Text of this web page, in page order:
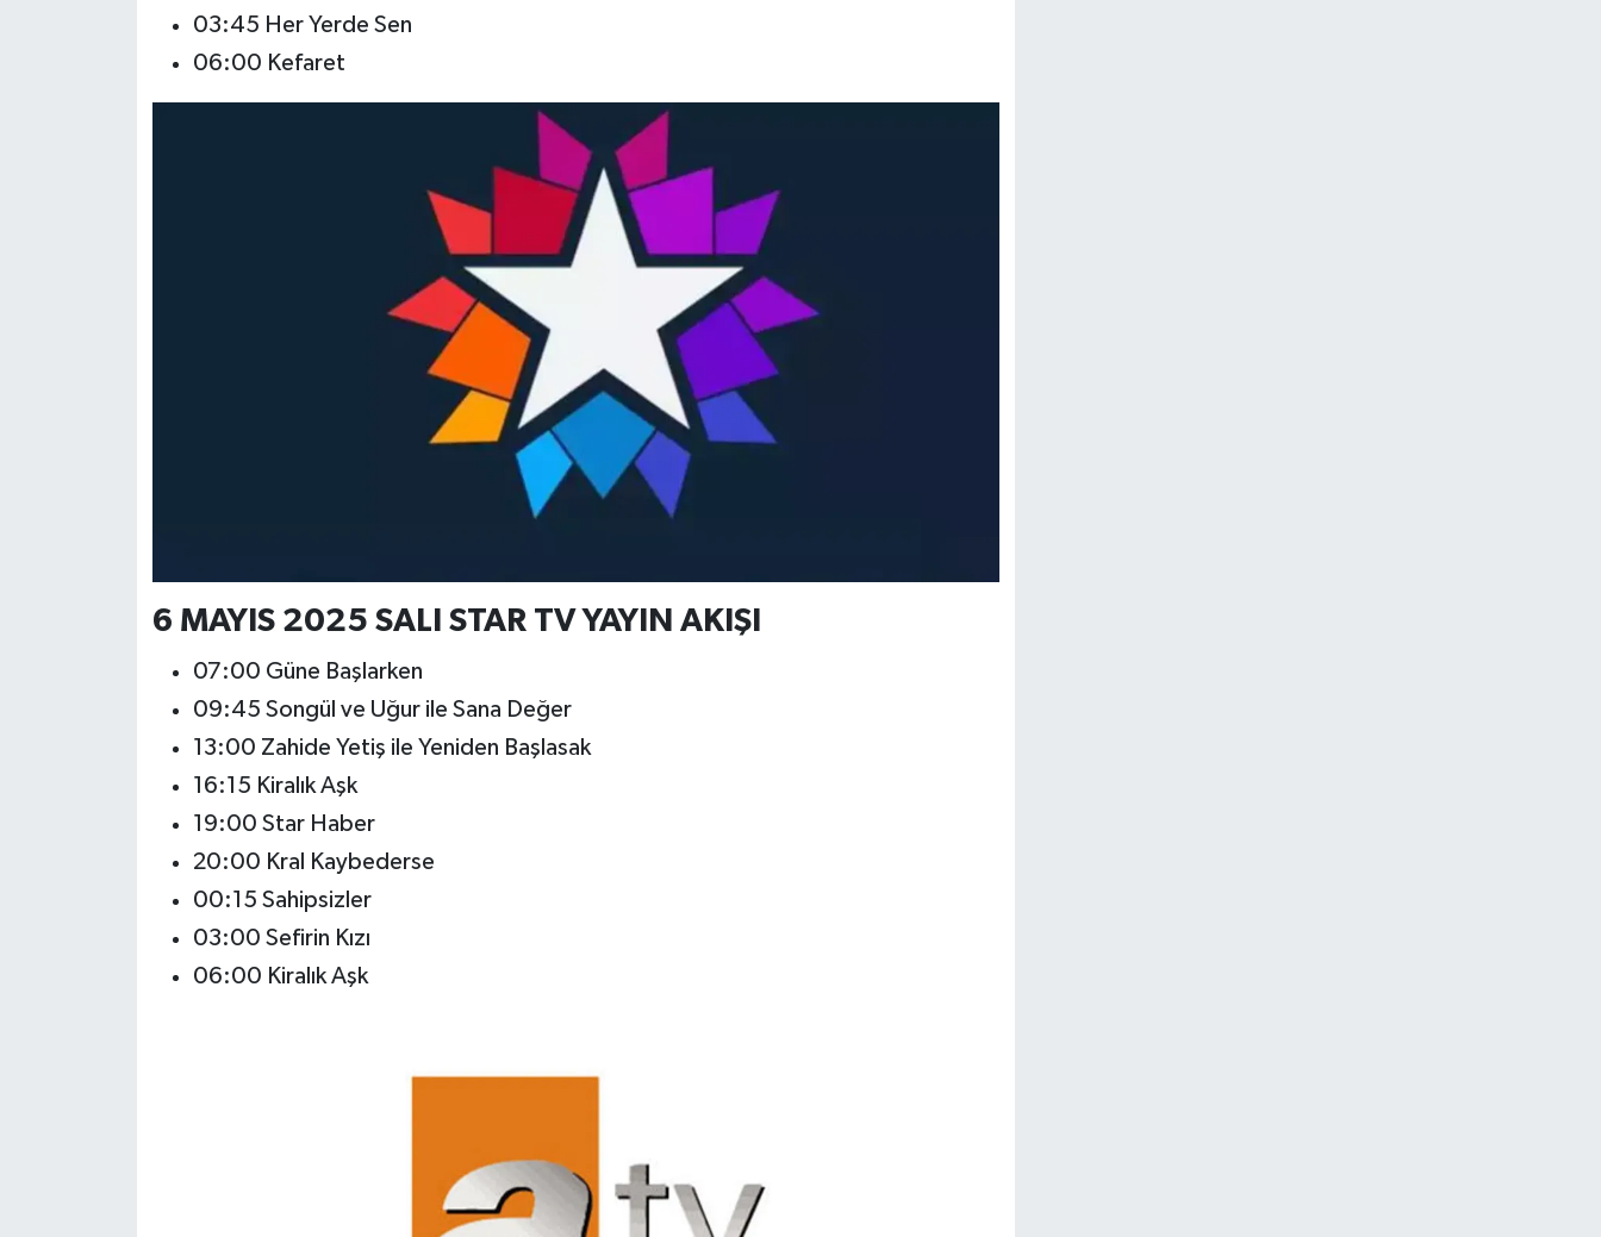
03:45 Her Yerde Sen
06:00 Kefaret
6 MAYIS 2025 SALI STAR TV YAYIN AKIŞI
07:00 Güne Başlarken
09:45 Songül ve Uğur ile Sana Değer
13:00 Zahide Yetiş ile Yeniden Başlasak
16:15 Kiralık Aşk
19:00 Star Haber
20:00 Kral Kaybederse
00:15 Sahipsizler
03:00 Sefirin Kızı
06:00 Kiralık Aşk